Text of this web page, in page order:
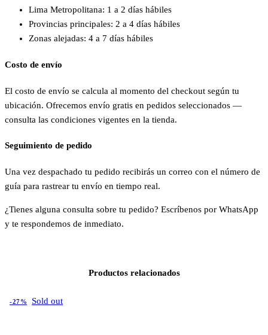
Lima Metropolitana: 1 a 2 días hábiles
Provincias principales: 2 a 4 días hábiles
Zonas alejadas: 4 a 7 días hábiles
Costo de envío
El costo de envío se calcula al momento del checkout según tu
ubicación. Ofrecemos envío gratis en pedidos seleccionados —
consulta las condiciones vigentes en la tienda.
Seguimiento de pedido
Una vez despachado tu pedido recibirás un correo con el número de
guía para rastrear tu envío en tiempo real.
¿Tienes alguna consulta sobre tu pedido? Escríbenos por WhatsApp
y te respondemos de inmediato.
Productos relacionados
-27% Sold out